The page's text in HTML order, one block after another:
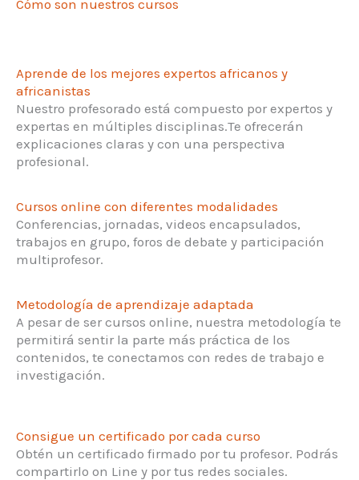
Cómo son nuestros cursos
Aprende de los mejores expertos africanos y
africanistas
Nuestro profesorado está compuesto por expertos y
expertas en múltiples disciplinas.Te ofrecerán
explicaciones claras y con una perspectiva
profesional.
Cursos online con diferentes modalidades
Conferencias, jornadas, videos encapsulados,
trabajos en grupo, foros de debate y participación
multiprofesor.
Metodología de aprendizaje adaptada
A pesar de ser cursos online, nuestra metodología te
permitirá sentir la parte más práctica de los
contenidos, te conectamos con redes de trabajo e
investigación.
Consigue un certificado por cada curso
Obtén un certificado firmado por tu profesor. Podrás
compartirlo on Line y por tus redes sociales.